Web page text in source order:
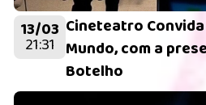
13/03
21:31
Cineteatro
Mundo, com a
Botelho